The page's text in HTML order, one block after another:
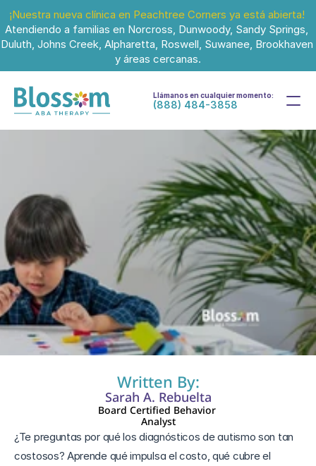
¡Nuestra nueva clínica en Peachtree Corners ya está abierta!
Atendiendo a familias en Norcross, Dunwoody, Sandy Springs,
Duluth, Johns Creek, Alpharetta, Roswell, Suwanee, Brookhaven
y áreas cercanas.
Llámanos en cualquier momento:
(888) 484-3858
20 jun 2025
Written By:
Sarah A. Rebuelta
Board Certified Behavior
Analyst
¿Te preguntas por qué los diagnósticos de autismo son tan
costosos? Aprende qué impulsa el costo, qué cubre el